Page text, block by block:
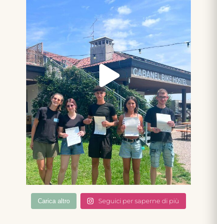
Carica altro Seguici per saperne di più